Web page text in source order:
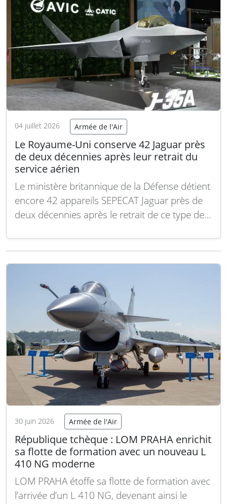
04 juillet 2026 Armée de l'Air
Le Royaume-Uni conserve 42 Jaguar près
de deux décennies après leur retrait du
service aérien
Le ministère britannique de la Défense détient
encore 42 appareils SEPECAT Jaguar près de
deux décennies après le retrait de ce type de
été transférés à l’Indian Air Force, selon une
30 juin 2026 Armée de l'Air
République tchèque : LOM PRAHA enrichit
sa flotte de formation avec un nouveau L
410 NG moderne
LOM PRAHA étoffe sa flotte de formation avec
l’arrivée d’un L 410 NG, devenant ainsi le